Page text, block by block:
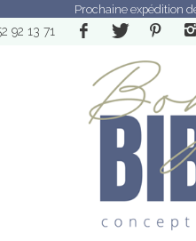
Prochaine expédition
92 13 71